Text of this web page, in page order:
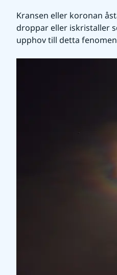
Kransen eller koronan
droppar eller iskristaller
upphov till detta